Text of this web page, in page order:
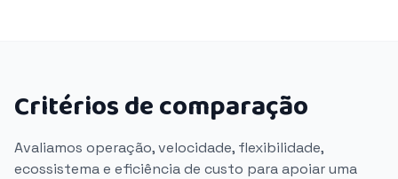
Critérios de comparação
Avaliamos operação, velocidade, flexibilidade,
ecossistema e eficiência de custo para apoiar uma